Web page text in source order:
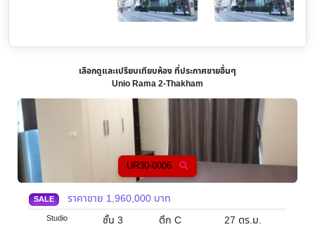
เลือกดูและเปรียบเทียบห้อง ที่ประกาศขายอื่นๆ
Unio Rama 2-Thakham
UR30-0006
SALE ราคาขาย 1,960,000 บาท
Studio ชั้น 3 ตึก C 27 ตร.ม.